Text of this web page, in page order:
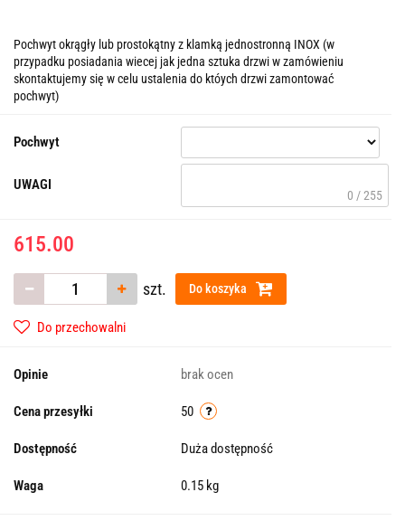
Pochwyt okrągły lub prostokątny z klamką jednostronną INOX (w
przypadku posiadania wiecej jak jedna sztuka drzwi w zamówieniu
skontaktujemy się w celu ustalenia do któych drzwi zamontować
pochwyt)
Pochwyt
UWAGI
0 / 255
615.00
szt. Do koszyka
Do przechowalni
Opinie brak ocen
Cena przesyłki 50
Dostępność Duża dostępność
Waga 0.15 kg